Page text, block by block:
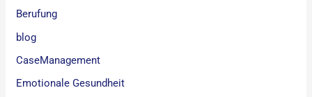
Berufung
blog
CaseManagement
Emotionale Gesundheit